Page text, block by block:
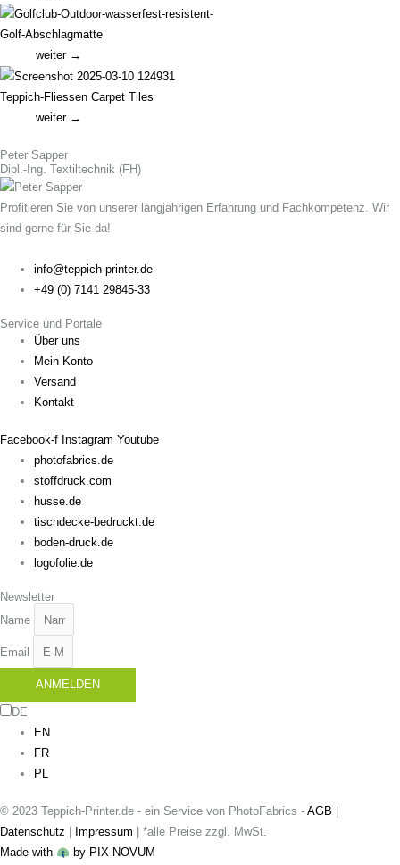
Golf-Abschlagmatte​
weiter →
Teppich-Fliessen Carpet Tiles
weiter →
Peter Sapper
Dipl.-Ing. Textiltechnik (FH)
Profitieren Sie von unserer langjährigen Erfahrung und Fachkompetenz. Wir
sind gerne für Sie da!
info@teppich-printer.de
+49 (0) 7141 29845-33
Service und Portale
Über uns
Mein Konto
Versand
Kontakt
Facebook-f Instagram Youtube
photofabrics.de
stoffdruck.com
husse.de
tischdecke-bedruckt.de
boden-druck.de
logofolie.de
Newsletter
Name
Email
ANMELDEN
DE
EN
FR
PL
© 2023 Teppich-Printer.de - ein Service von PhotoFabrics - AGB
Datenschutz
Impressum | *alle Preise zzgl. MwSt.
Made with
by PIX NOVUM​